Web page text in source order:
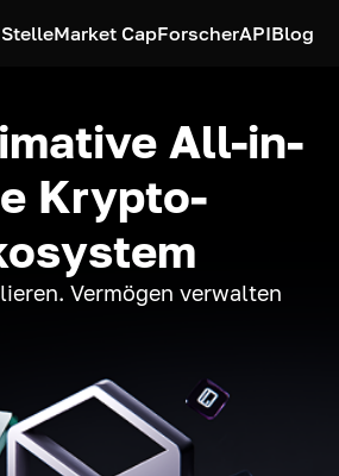
StelleMarket CapForscherAPIBlog
All-in-
Krypto-
Vermögen verwalten